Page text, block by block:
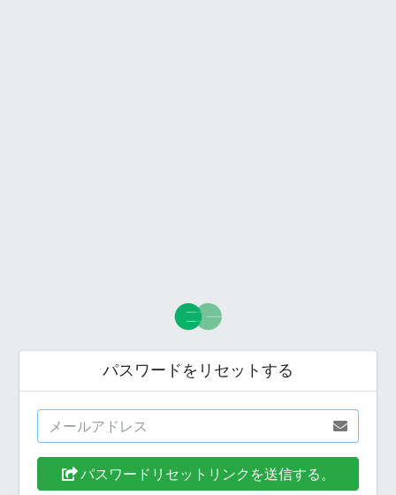
パスワードをリセットする
パスワードリセットリンクを送信する。